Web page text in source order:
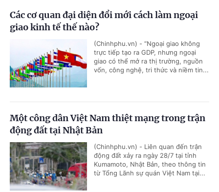
Các cơ quan đại diện đổi mới cách làm ngoại
giao kinh tế thế nào?
(Chinhphu.vn) - “Ngoại giao không
trực tiếp tạo ra GDP, nhưng ngoại
giao có thể mở ra thị trường, nguồn
vốn, công nghệ, tri thức và niềm tin...
Một công dân Việt Nam thiệt mạng trong trận
động đất tại Nhật Bản
(Chinhphu.vn) - Liên quan đến trận
động đất xảy ra ngày 28/7 tại tỉnh
Kumamoto, Nhật Bản, theo thông tin
từ Tổng Lãnh sự quán Việt Nam tại...